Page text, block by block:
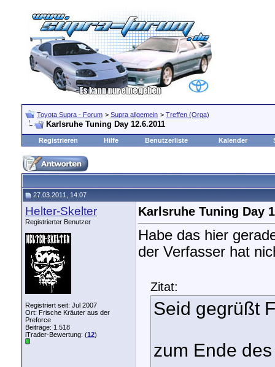
Toyota Supra - Forum > Supra allgemein > Treffen (Orga)
Karlsruhe Tuning Day 12.6.2011
Registrieren Hilfe Benutzerliste Kalender
27.03.2011, 14:07
Helter-Skelter
Registrierter Benutzer
Registriert seit: Jul 2007
Ort: Frische Kräuter aus der
Preforce
Beiträge: 1.518
iTrader-Bewertung: (12)
Karlsruhe Tuning Day
Habe das hier
der Verfasser hat
Zitat:
Seid gegrüßt
zum Ende